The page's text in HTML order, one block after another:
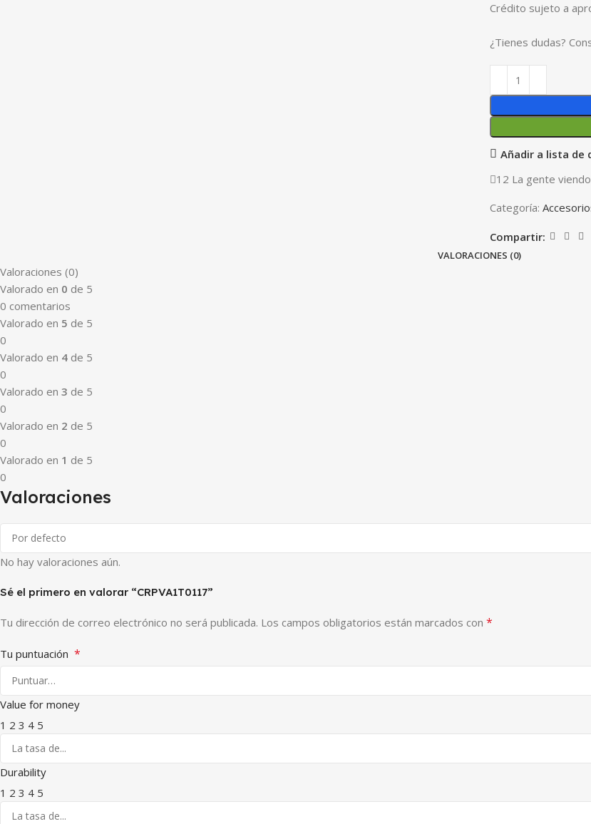
Crédito sujeto a
¿Tienes dudas?
Añadir a lista de
12 La gente
Categoría:
Compartir:
VALORACIONES (0)
Valoraciones (0)
Valorado en 0 de 5
0 comentarios
Valorado en 5 de 5
0
Valorado en 4 de 5
0
Valorado en 3 de 5
0
Valorado en 2 de 5
0
Valorado en 1 de 5
0
Valoraciones
No hay valoraciones aún.
Sé el primero en valorar “CRPVA1T0117”
Tu dirección de correo electrónico no será publicada. Los campos obligatorios están marcados con *
Tu puntuación *
Value for money
1 2 3 4 5
Durability
1 2 3 4 5